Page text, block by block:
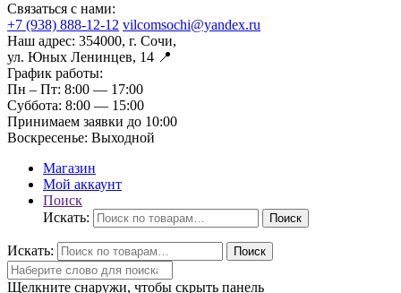
Связаться с нами:
+7 (938) 888-12-12 vilcomsochi@yandex.ru
Наш адрес: 354000, г. Сочи,
ул. Юных Ленинцев, 14 📍
График работы:
Пн – Пт: 8:00 — 17:00
Суббота: 8:00 — 15:00
Принимаем заявки до 10:00
Воскресенье: Выходной
Магазин
Мой аккаунт
Поиск
Искать:
Поиск
Искать: Поиск
Щелкните снаружи, чтобы скрыть панель